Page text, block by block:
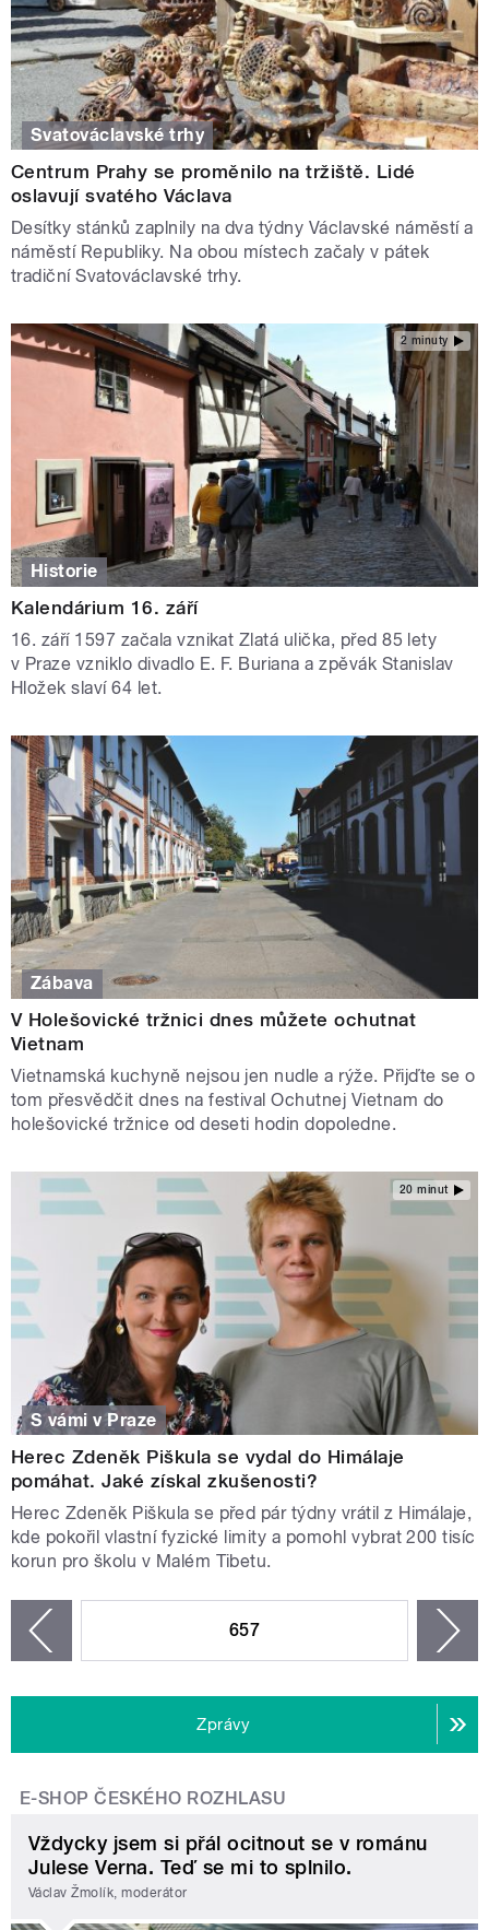
Svatováclavské trhy
Centrum Prahy se proměnilo na tržiště. Lidé
oslavují svatého Václava
Desítky stánků zaplnily na dva týdny Václavské náměstí a
náměstí Republiky. Na obou místech začaly v pátek
tradiční Svatováclavské trhy.
2 minuty
Historie
Kalendárium 16. září
16. září 1597 začala vznikat Zlatá ulička, před 85 lety
v Praze vzniklo divadlo E. F. Buriana a zpěvák Stanislav
Hložek slaví 64 let.
Zábava
V Holešovické tržnici dnes můžete ochutnat
Vietnam
Vietnamská kuchyně nejsou jen nudle a rýže. Přijďte se o
tom přesvědčit dnes na festival Ochutnej Vietnam do
holešovické tržnice od deseti hodin dopoledne.
20 minut
S vámi v Praze
Herec Zdeněk Piškula se vydal do Himálaje
pomáhat. Jaké získal zkušenosti?
Herec Zdeněk Piškula se před pár týdny vrátil z Himálaje,
kde pokořil vlastní fyzické limity a pomohl vybrat 200 tisíc
korun pro školu v Malém Tibetu.
657
Zprávy
E-SHOP ČESKÉHO ROZHLASU
Vždycky jsem si přál ocitnout se v románu
Julese Verna. Teď se mi to splnilo.
Václav Žmolík, moderátor